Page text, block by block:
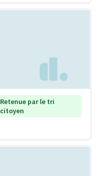
Retenue par le tri
citoyen